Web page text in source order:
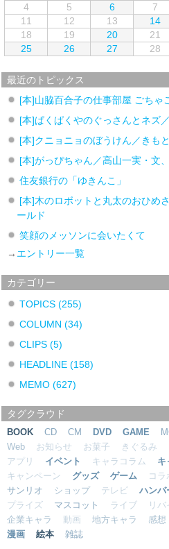
4
5 6 7
11
12 13 14
18
19 20 21
25
26 27 28
最近のトピックス
[本]山脇百合子の仕事部屋 ごちゃ
[本]ぱくぱくやのぐっさんとネズ
[本]クニョニョのぼうけん／きも
[本]がっぴちゃん／高山一実・文
住友銀行の「ゆきんこ」
[本]木のロボットと丸太のおひめ
ールド
笑顔のメッソンに会いたくて
→ エントリー一覧
カテゴリー
TOPICS (255)
COLUMN (34)
CLIPS (5)
HEADLINE (158)
MEMO (627)
タグクラウド
BOOK CD CM DVD GAME
Web
お知らせ お菓子 きぐるみ
アプリ
イベント キャラコラム キ
キャンペーン
グッズ ゲーム コラ
サンリオ
ショップ テレビ ハンバ
プライズ
マスコット ライブ リ
企業キャラ
動画 地方キャラ 感想
漫画
絵本 雑誌